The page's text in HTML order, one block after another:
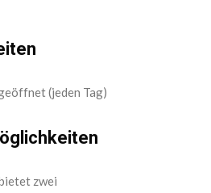
(jeden Tag)
zwei